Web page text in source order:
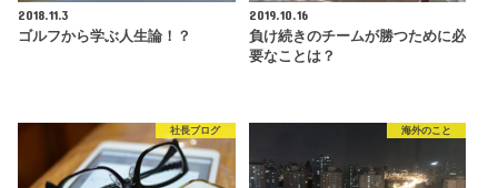
2018.11.3
ゴルフから学ぶ人生論！？
2019.10.16
負け続きのチームが勝つために必
要なことは？
社長ブログ 海外のこと